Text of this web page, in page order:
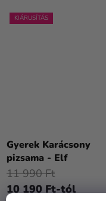
KIÁRUSÍTÁS
Gyerek Karácsony
pizsama - Elf
10 190 Ft-tól
11 990 Ft